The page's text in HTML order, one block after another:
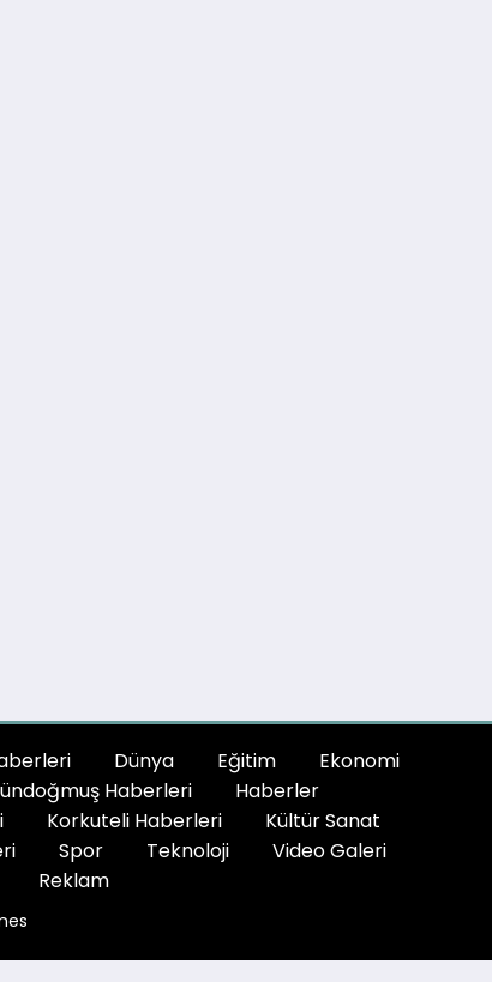
Dünya Eğitim
Ekonomi
Haberleri
Haberler
Korkuteli Haberleri
Kültür Sanat
Spor Teknoloji
Video Galeri
Reklam